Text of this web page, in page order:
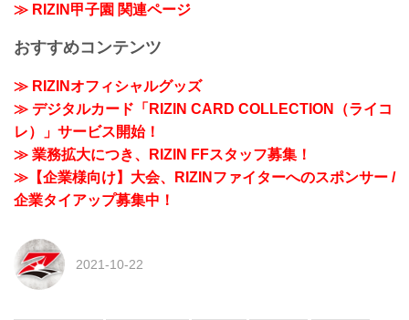
≫ RIZIN甲子園 関連ページ
おすすめコンテンツ
≫ RIZINオフィシャルグッズ
≫ デジタルカード「RIZIN CARD COLLECTION（ライコ
レ）」サービス開始！
≫ 業務拡大につき、RIZIN FFスタッフ募集！
≫【企業様向け】大会、RIZINファイターへのスポンサー /
企業タイアップ募集中！
2021-10-22